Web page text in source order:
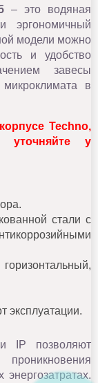
– это водяная
эргономичный
модели можно
и удобство
завесы
в
Techno,
уточняйте у
стали с
эксплуатации.
IP позволяют